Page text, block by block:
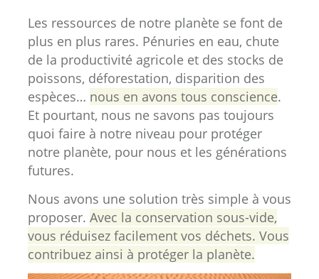
Les ressources de notre planète se font de
plus en plus rares. Pénuries en eau, chute
de la productivité agricole et des stocks de
poissons, déforestation, disparition des
espèces… nous en avons tous conscience.
Et pourtant, nous ne savons pas toujours
quoi faire à notre niveau pour protéger
notre planète, pour nous et les générations
futures.
Nous avons une solution très simple à vous
proposer. Avec la conservation sous-vide,
vous réduisez facilement vos déchets. Vous
contribuez ainsi à protéger la planète.